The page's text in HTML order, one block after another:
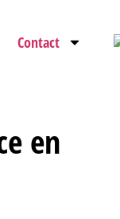
Contact
en